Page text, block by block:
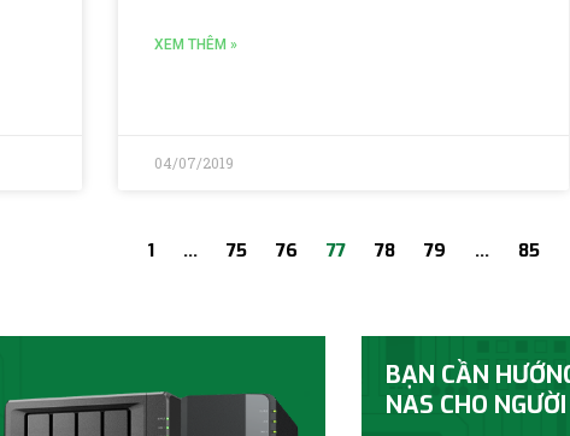
XEM THÊM »
04/07/2019
1 … 75 76 77 78 79 … 85
BẠN CẦN
NAS CHO